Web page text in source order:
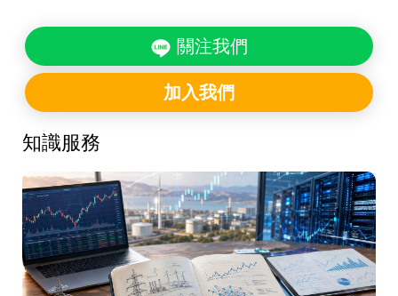
關注我們
加入我們
知識服務